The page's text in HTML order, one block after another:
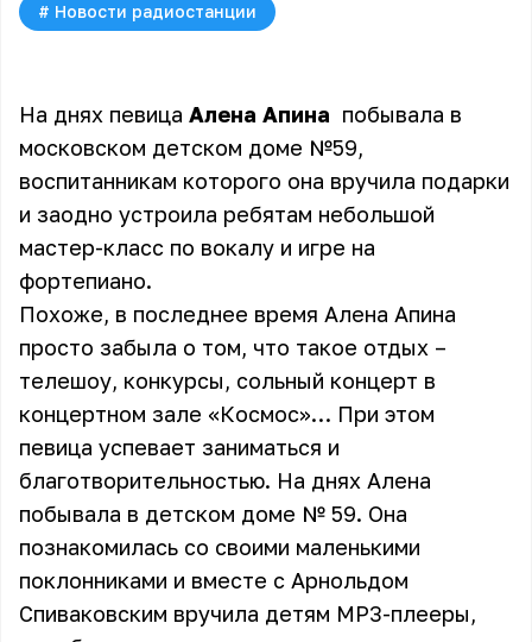
# Новости радиостанции
На днях певица Алена Апина побывала в
московском детском доме №59,
воспитанникам которого она вручила подарки
и заодно устроила ребятам небольшой
мастер-класс по вокалу и игре на
фортепиано.
Похоже, в последнее время Алена Апина
просто забыла о том, что такое отдых –
телешоу, конкурсы, сольный концерт в
концертном зале «Космос»… При этом
певица успевает заниматься и
благотворительностью. На днях Алена
побывала в детском доме № 59. Она
познакомилась со своими маленькими
поклонниками и вместе с Арнольдом
Спиваковским вручила детям MP3-плееры,